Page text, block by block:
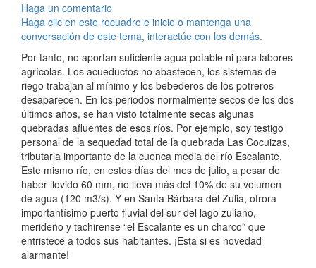
Haga un comentario
Haga clic en este recuadro e inicie o mantenga una
conversación de este tema, interactúe con los demás.
Por tanto, no aportan suficiente agua potable ni para labores
agrícolas. Los acueductos no abastecen, los sistemas de
riego trabajan al mínimo y los bebederos de los potreros
desaparecen. En los periodos normalmente secos de los dos
últimos años, se han visto totalmente secas algunas
quebradas afluentes de esos ríos. Por ejemplo, soy testigo
personal de la sequedad total de la quebrada Las Cocuizas,
tributaria importante de la cuenca media del río Escalante.
Este mismo río, en estos días del mes de julio, a pesar de
haber llovido 60 mm, no lleva más del 10% de su volumen
de agua (120 m3/s). Y en Santa Bárbara del Zulia, otrora
importantísimo puerto fluvial del sur del lago zuliano,
merideño y tachirense “el Escalante es un charco” que
entristece a todos sus habitantes. ¡Esta si es novedad
alarmante!